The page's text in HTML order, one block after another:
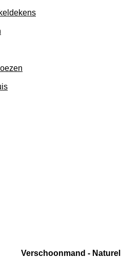
Verschoonmand - Naturel